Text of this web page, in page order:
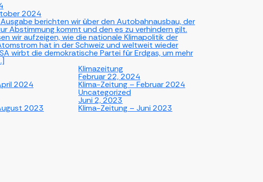
2024
berichten wir über den Autobahnausbau, der
Abstimmung kommt und den es zu verhindern gilt.
wir aufzeigen, wie die nationale Klimapolitik der
hat in der Schweiz und weltweit wieder
wirbt die demokratische Partei für Erdgas, um mehr
2024
Klimazeitung
Februar 22, 2024
Klima-Zeitung – Februar 2024
2023
Uncategorized
Juni 2, 2023
Klima-Zeitung – Juni 2023